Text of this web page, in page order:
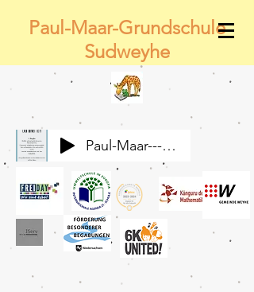
Paul-Maar-Grundschule
Sudweyhe
Paul-Maar---Wir-alle-gemeinsam